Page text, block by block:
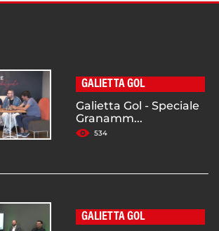
GALIETTA GOL
Galietta Gol - Speciale
Granamm...
534
GALIETTA GOL